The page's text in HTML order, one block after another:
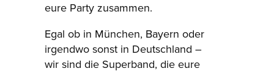
eure Party zusammen.
Egal ob in München, Bayern oder
irgendwo sonst in Deutschland –
wir sind die Superband, die eure